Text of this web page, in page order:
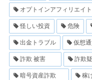
オプトインアフィリエイト
怪しい投資 危険
出金トラブル 仮想通
詐欺 被害 詐欺
暗号資産詐欺 稼